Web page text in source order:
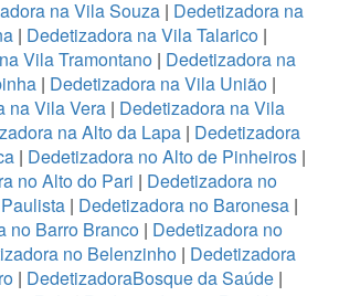
na Vila Souza | Dedetizadora na
| Dedetizadora na Vila Talarico|
Vila Tramontano| Dedetizadora na
| Dedetizadora na Vila União|
na Vila Vera| Dedetizadora na Vila
na Alto da Lapa| Dedetizadora
| Dedetizadora no Alto de Pinheiros |
no Alto do Pari | Dedetizadora no
| Dedetizadora no Baronesa|
no Barro Branco | Dedetizadora no
no Belenzinho| Dedetizadora
| DedetizadoraBosque da Saúde |